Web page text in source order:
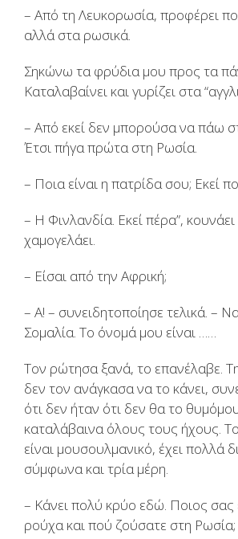
– Από τη Λευκορωσία, προφέρει
αλλά στα ρωσικά.
Σηκώνω τα φρύδια μου προς τα
Καταλαβαίνει και γυρίζει στα
– Από εκεί δεν μπορούσα να πάω
Έτσι πήγα πρώτα στη Ρωσία.
– Ποια είναι η πατρίδα σου; Εκεί
– Η Φινλανδία. Εκεί πέρα”,
χαμογελάει.
– Είσαι από την Αφρική;
– Α! – συνειδητοποίησε τελικά. –
Σομαλία. Το όνομά μου είναι ……
Τον ρώτησα ξανά, το επανέλαβε.
δεν τον ανάγκασα να το κάνει,
ότι δεν ήταν ότι δεν θα το
καταλάβαινα όλους τους ήχους.
είναι μουσουλμανικό, έχει πολλά
σύμφωνα και τρία μέρη.
– Κάνει πολύ κρύο εδώ. Ποιος
ρούχα και πού ζούσατε στη Ρωσία;